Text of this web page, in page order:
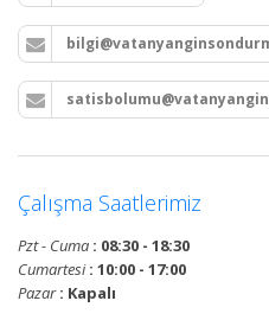
Çalışma Saatlerimiz
Pzt - Cuma : 08:30 - 18:30
Cumartesi: 10:00 - 17:00
Pazar: Kapalı